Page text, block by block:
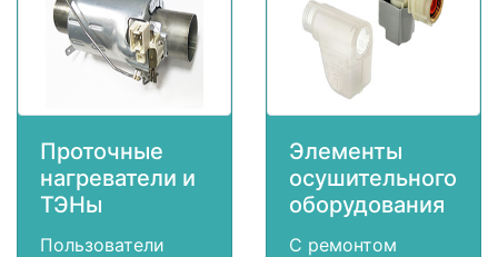
Проточные
нагреватели и
ТЭНы
Пользователи
Элементы
осушительного
оборудования
С ремонтом